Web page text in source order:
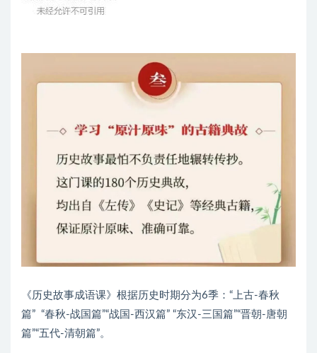
《历史故事成语课》根据历史时期分为6季：“上古-春秋
篇” “春秋-战国篇”“战国-西汉篇” “东汉-三国篇”“晋朝-唐朝
篇”“五代-清朝篇”。